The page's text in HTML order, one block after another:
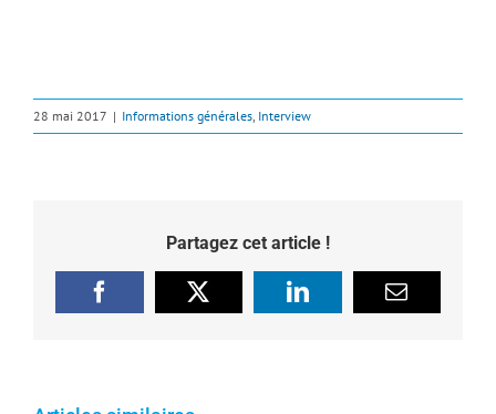
28 mai 2017 | Informations générales, Interview
Partagez cet article !
Facebook X LinkedIn Email